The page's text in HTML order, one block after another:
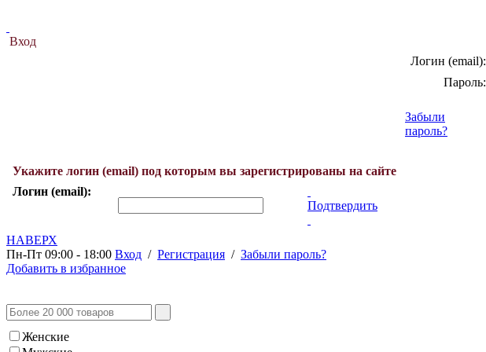
Вход
Логин (email):
Пароль:
Забыли
пароль?
Укажите логин (email) под которым вы зарегистрированы на сайте
Логин (email):
Подтвердить
НАВЕРХ
Пн-Пт 09:00 - 18:00 Вход / Регистрация / Забыли пароль?
Добавить в избранное
Женские